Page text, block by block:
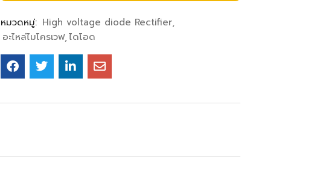
หมวดหมู่: High voltage diode Rectifier
อะไหล่ไมโครเวฟ ไดโอด